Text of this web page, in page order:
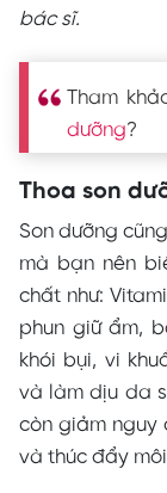
bác sĩ.
Tham
dưỡng?
Thoa son
Son dưỡng
mà bạn nên
chất như:
phun giữ ẩm,
khói bụi, vi
và làm dịu da
còn giảm nguy
và thúc đẩy